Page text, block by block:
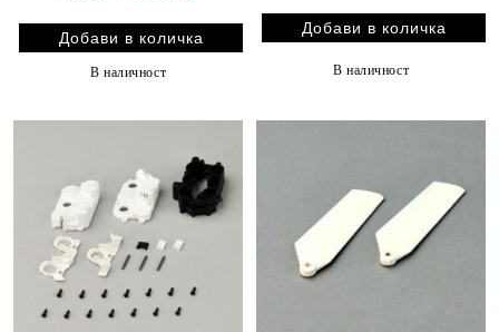
В наличност В наличност